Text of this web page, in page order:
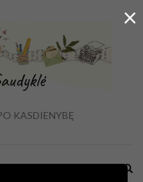
KASDIENYBĘ
×